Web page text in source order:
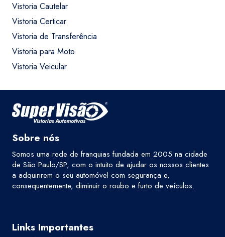
Vistoria Cautelar
Vistoria Certicar
Vistoria de Transferência
Vistoria para Moto
Vistoria Veicular
Sobre nós
Somos uma rede de franquias fundada em 2005 na cidade
de São Paulo/SP, com o intuito de ajudar os nossos clientes
a adquirirem o seu automóvel com segurança e,
consequentemente, diminuir o roubo e furto de veículos.
Links Importantes